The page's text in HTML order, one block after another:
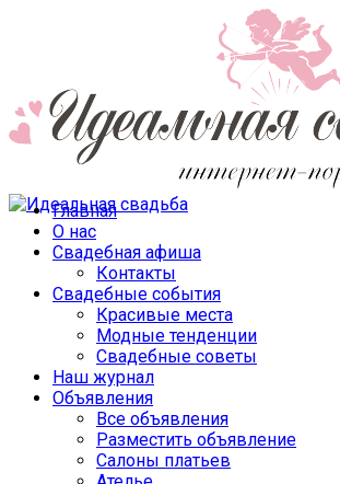
Главная
О нас
Свадебная афиша
Контакты
Свадебные события
Красивые места
Модные тенденции
Свадебные советы
Наш журнал
Объявления
Все объявления
Разместить объявление
Салоны платьев